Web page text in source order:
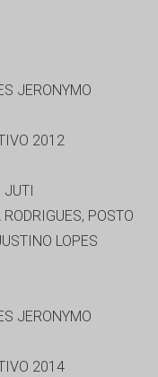
JERONYMO
2012
POSTO
LOPES
JERONYMO
2014